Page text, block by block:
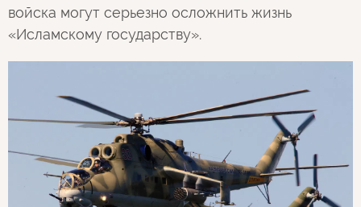
войска могут серьезно осложнить жизнь
«Исламскому государству».